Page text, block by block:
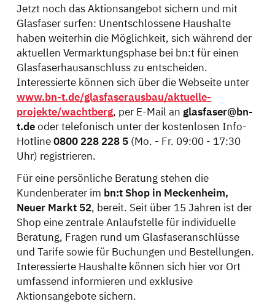
Jetzt noch das Aktionsangebot sichern und mit
Glasfaser surfen: Unentschlossene Haushalte
haben weiterhin die Möglichkeit, sich während der
aktuellen Vermarktungsphase bei bn:t für einen
Glasfaserhausanschluss zu entscheiden.
Interessierte können sich über die Webseite unter
www.bn-t.de/glasfaserausbau/aktuelle-
projekte/wachtberg, per E-Mail an glasfaser@bn-
t.deoder telefonisch unter der kostenlosen Info-
Hotline0800 228 228 5 (Mo. - Fr. 09:00 - 17:30
Uhr) registrieren.
Für eine persönliche Beratung stehen die
Kundenberater im bn:t Shop in Meckenheim,
Neuer Markt 52, bereit. Seit über 15 Jahren ist der
Shop eine zentrale Anlaufstelle für individuelle
Beratung, Fragen rund um Glasfaseranschlüsse
und Tarife sowie für Buchungen und Bestellungen.
Interessierte Haushalte können sich hier vor Ort
umfassend informieren und exklusive
Aktionsangebote sichern.